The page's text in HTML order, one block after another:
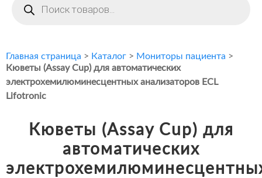
товаров
Главная страница > Каталог > Мониторы пациента >
Кюветы (Assay Cup) для автоматических
электрохемилюминесцентных анализаторов ECL
Lifotronic
Кюветы (Assay Cup) для
автоматических